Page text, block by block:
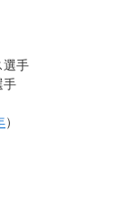
選手
手
）